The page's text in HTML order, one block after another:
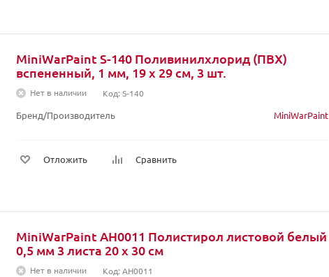
MiniWarPaint S-140 Поливинилхлорид (ПВХ)
вспененный, 1 мм, 19 x 29 см, 3 шт.
Нет в наличии Код: S-140
Бренд/Производитель MiniWarPaint
Отложить Сравнить
MiniWarPaint AH0011 Полистирол листовой белый
0,5 мм 3 листа 20 x 30 см
Нет в наличии Код: AH0011